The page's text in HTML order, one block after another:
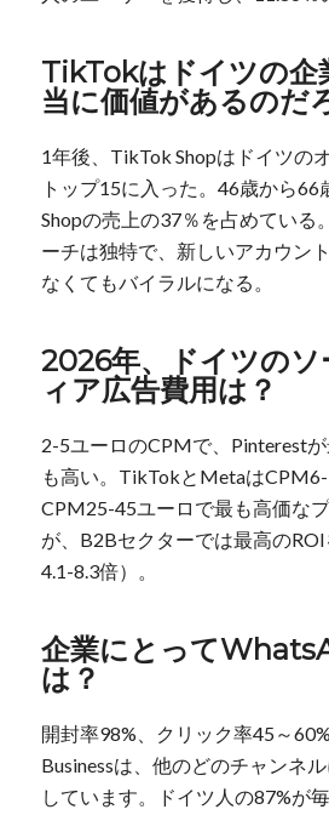
TikTokはドイツの企
当に価値があるのだ
1年後、TikTok Shopはドイツの
トップ15に入った。46歳から
Shopの売上の37％を占めている
ーチは独特で、新しいアカウン
なくてもバイラルになる。
2026年、ドイツの
ィア広告費用は？
2-5ユーロのCPMで、Pinterest
も高い。TikTokとMetaは
CPM25-45ユーロで最も高価な
が、B2Bセクターでは最高の
4.1-8.3倍）。
企業にとって
は？
開封率98%、クリック率45～
Businessは、他のどのチャンネ
しています。ドイツ人の87%が